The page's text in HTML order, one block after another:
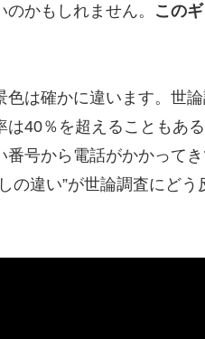
かもしれません。 この
は確かに違います。世
40％を超えることもあ
号から電話がかかって
違い”が世論調査にどう